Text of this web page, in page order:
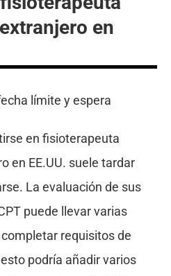
en
en fisioterapeuta
en EE.UU. suele tardar
La evaluación de sus
puede llevar varias
requisitos de
podría añadir varios